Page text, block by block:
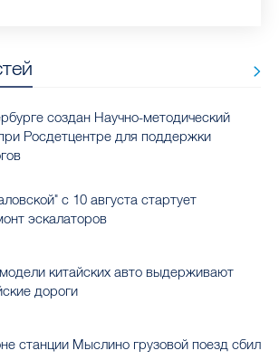
создан Научно-методический
с 10 августа стартует
модели китайских авто выдерживают
станции Мыслино грузовой поезд сбил